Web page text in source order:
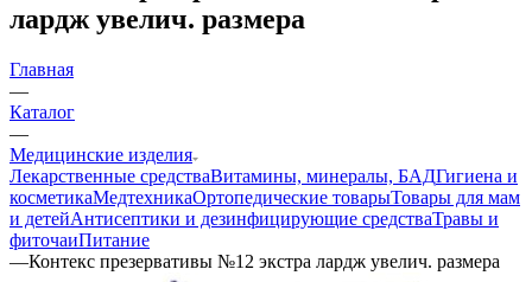
лардж увелич. размера
Главная
—
Каталог
—
Медицинские изделия
Лекарственные средстваВитамины, минералы, БАДГигиена и
косметикаМедтехникаОртопедические товарыТовары для мам
и детейАнтисептики и дезинфицирующие средстваТравы и
фиточаиПитание
—Контекс презервативы №12 экстра лардж увелич. размера